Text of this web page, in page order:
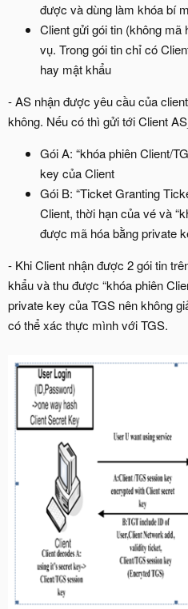
được và dùng làm khóa bí
Client gửi gói tin (không mã
vụ. Trong gói tin chỉ có
hay mật khẩu
- AS nhận được yêu cầu của
không. Nếu có thì gửi tới Client
Gói A: “khóa phiên Client/
key của Client
Gói B: “Ticket Granting
Client, thời hạn của vé và
được mã hóa bằng private
- Khi Client nhận được 2 gói tin
khẩu và thu được “khóa phiên
private key của TGS nên không
có thể xác thực mình với TGS.